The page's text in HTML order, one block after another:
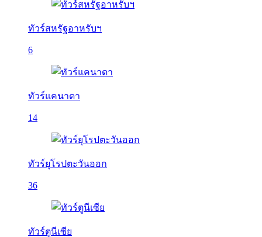
ทัวร์สหรัฐอาหรับฯ
6
ทัวร์แคนาดา
14
ทัวร์ยุโรปตะวันออก
36
ทัวร์ตูนีเซีย